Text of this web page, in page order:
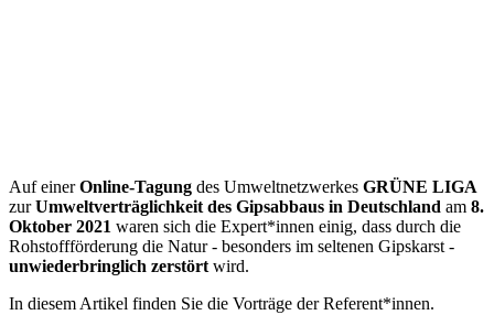
Auf einerOnline-Tagung des Umweltnetzwerkes GRÜNE LIGA
zurUmweltverträglichkeit des Gipsabbaus in Deutschland am 8.
Oktober 2021 waren sich die Expert*innen einig, dass durch die
Rohstoffförderung die Natur - besonders im seltenen Gipskarst -
unwiederbringlich zerstört wird.
In diesem Artikel finden Sie die Vorträge der Referent*innen.